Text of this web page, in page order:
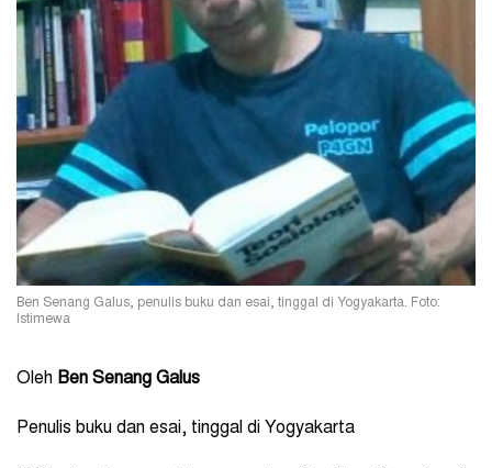
Ben Senang Galus, penulis buku dan esai, tinggal di Yogyakarta. Foto:
Istimewa
Oleh Ben Senang Galus
Penulis buku dan esai, tinggal di Yogyakarta